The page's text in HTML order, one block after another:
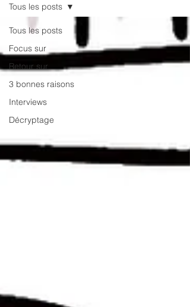
Tous les posts
Focus sur
Retour sur
3 bonnes raisons
Interviews
Décryptage
Tous les posts